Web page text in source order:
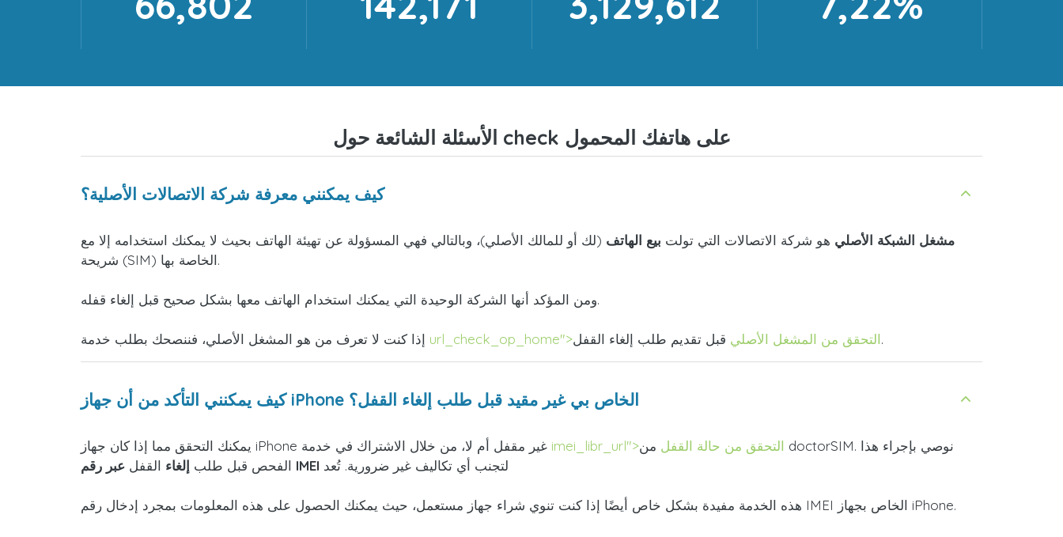
الأسئلة الشائعة حول check على هاتفك المحمول
كيف يمكنني معرفة شركة الاتصالات الأصلية؟
مشغل الشبكة الأصلي هو شركة الاتصالات التي تولت بيع الهاتف (لك أو للمالك الأصلي)، وبالتالي فهي المسؤولة عن تهيئة الهاتف بحيث لا يمكنك استخدامه إلا مع
شريحة (SIM) الخاصة بها.
ومن المؤكد أنها الشركة الوحيدة التي يمكنك استخدام الهاتف معها بشكل صحيح قبل إلغاء قفله.
url_check_op_home">التحقق من المشغل الأصليقبل تقديم طلب إلغاء القفل.
كيف يمكنني التأكد من أن جهاز iPhone الخاص بي غير مقيد قبل طلب إلغاء القفل؟
imei_libr_url">التحقق من حالة القفل من doctorSIM. نوصي بإجراء هذا
الفحص قبل طلب إلغاء القفل عبر رقم IMEI لتجنب أي تكاليف غير ضرورية. تُعد
هذه الخدمة مفيدة بشكل خاص أيضًا إذا كنت تنوي شراء جهاز مستعمل، حيث يمكنك الحصول على هذه المعلومات بمجرد إدخال رقم IMEI الخاص بجهاز iPhone.